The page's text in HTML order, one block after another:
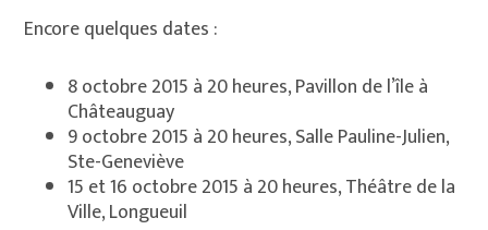
Encore quelques dates :
8 octobre 2015 à 20 heures, Pavillon de l’île à
Châteauguay
9 octobre 2015 à 20 heures, Salle Pauline-Julien,
Ste-Geneviève
15 et 16 octobre 2015 à 20 heures, Théâtre de la
Ville, Longueuil